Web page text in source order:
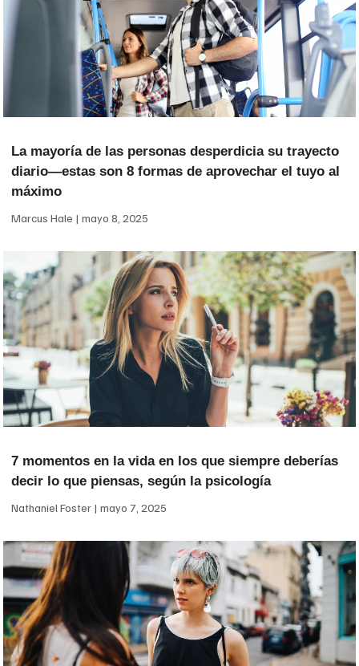
La mayoría de las personas desperdicia su trayecto
diario—estas son 8 formas de aprovechar el tuyo al
máximo
Marcus Hale mayo 8, 2025
7 momentos en la vida en los que siempre deberías
decir lo que piensas, según la psicología
Nathaniel Foster mayo 7, 2025